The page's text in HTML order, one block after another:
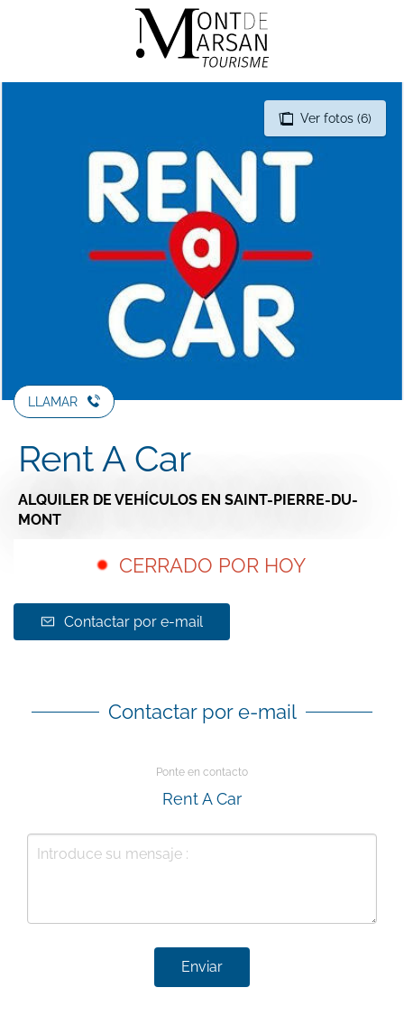
Ver fotos (6)
LLAMAR
Rent A Car
ALQUILER DE VEHÍCULOS EN SAINT-PIERRE-DU-
MONT
CERRADO POR HOY
Contactar por e-mail
Contactar por e-mail
Ponte en contacto
Rent A Car
Enviar